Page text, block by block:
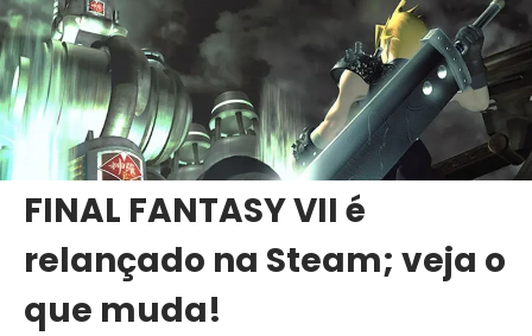
FINAL FANTASY VII é
relançado na Steam; veja o
que muda!